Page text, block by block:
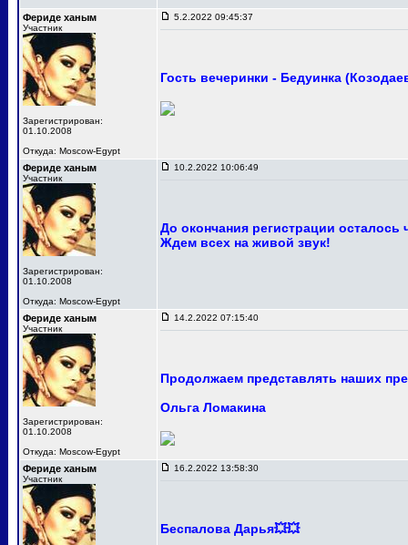
Фериде ханым
Участник
Зарегистрирован:
01.10.2008
Откуда: Moscow-Egypt
5.2.2022 09:45:37
Гость вечеринки - Бедуинка
Фериде ханым
Участник
Зарегистрирован:
01.10.2008
Откуда: Moscow-Egypt
10.2.2022 10:06:49
До окончания регистрации
Ждем всех на живой звук!
Фериде ханым
Участник
Зарегистрирован:
01.10.2008
Откуда: Moscow-Egypt
14.2.2022 07:15:40
Продолжаем представлять наших
Ольга Ломакина
Фериде ханым
Участник
16.2.2022 13:58:30
Беспалова Дарья💥💥